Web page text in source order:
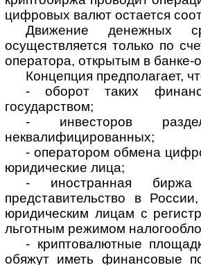
цифровых валют остается
Движение денежных
осуществляется только по
оператора, открытым в банке-
Концепция предполагает,
- оборот таких
государством;
- инвесторов
неквалифицированных;
- оператором обмена
юридические лица;
- иностранная
представительство в
юридическим лицам с
льготным режимом
- криптовалютные
обяжут иметь финансовые